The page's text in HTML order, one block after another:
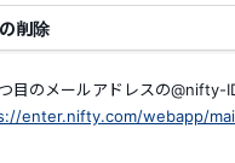
削除
目のメールアドレスの@nifty-
enter.nifty.com/webapp/